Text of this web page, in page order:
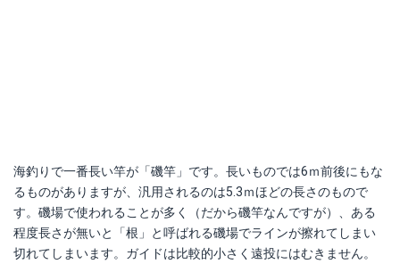
海釣りで一番長い竿が「磯竿」です。長いものでは6ｍ前後にもな
るものがありますが、汎用されるのは5.3ｍほどの長さのもので
す。磯場で使われることが多く（だから磯竿なんですが）、ある
程度長さが無いと「根」と呼ばれる磯場でラインが擦れてしまい
切れてしまいます。ガイドは比較的小さく遠投にはむきません。